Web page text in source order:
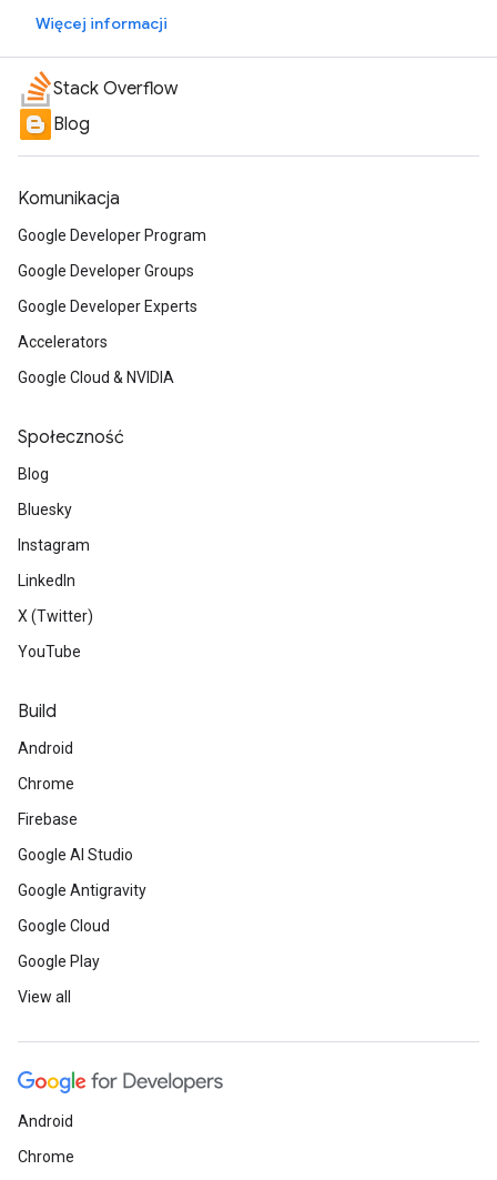
Więcej informacji
Stack Overflow
Blog
Komunikacja
Google Developer Program
Google Developer Groups
Google Developer Experts
Accelerators
Google Cloud & NVIDIA
Społeczność
Blog
Bluesky
Instagram
LinkedIn
X (Twitter)
YouTube
Build
Android
Chrome
Firebase
Google AI Studio
Google Antigravity
Google Cloud
Google Play
View all
Android
Chrome